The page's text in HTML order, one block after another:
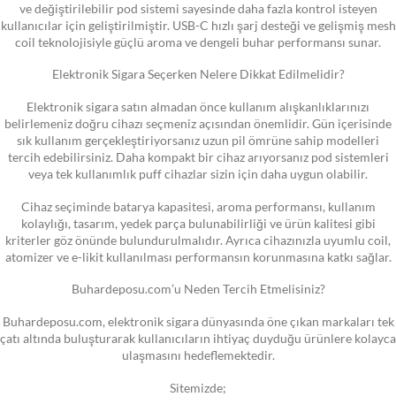
ve değiştirilebilir pod sistemi sayesinde daha fazla kontrol isteyen
kullanıcılar için geliştirilmiştir. USB-C hızlı şarj desteği ve gelişmiş mesh
coil teknolojisiyle güçlü aroma ve dengeli buhar performansı sunar.
Elektronik Sigara Seçerken Nelere Dikkat Edilmelidir?
Elektronik sigara satın almadan önce kullanım alışkanlıklarınızı
belirlemeniz doğru cihazı seçmeniz açısından önemlidir. Gün içerisinde
sık kullanım gerçekleştiriyorsanız uzun pil ömrüne sahip modelleri
tercih edebilirsiniz. Daha kompakt bir cihaz arıyorsanız pod sistemleri
veya tek kullanımlık puff cihazlar sizin için daha uygun olabilir.
Cihaz seçiminde batarya kapasitesi, aroma performansı, kullanım
kolaylığı, tasarım, yedek parça bulunabilirliği ve ürün kalitesi gibi
kriterler göz önünde bulundurulmalıdır. Ayrıca cihazınızla uyumlu coil,
atomizer ve e-likit kullanılması performansın korunmasına katkı sağlar.
Buhardeposu.com’u Neden Tercih Etmelisiniz?
Buhardeposu.com, elektronik sigara dünyasında öne çıkan markaları tek
çatı altında buluşturarak kullanıcıların ihtiyaç duyduğu ürünlere kolayca
ulaşmasını hedeflemektedir.
Sitemizde;